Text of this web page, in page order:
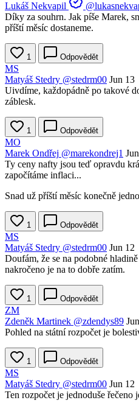
Lukáš Nekvapil
Díky za souhrn. Jak píše Marek,
příští měsíc dostaneme.
1 Odpovědět
MS
Matyáš Stedry @stedrm00 Jun 13
Uivdíme, každopádně po takové
záblesk.
1 Odpovědět
MO
Marek Ondřej @marekondrej1
Ty ceny nafty jsou teď opravdu
započítáme inflaci...
Snad už příští měsíc konečně
1 Odpovědět
MS
Matyáš Stedry @stedrm00 Jun 12
Doufám, že se na podobné
nakročeno je na to dobře zatím.
1 Odpovědět
ZM
Zdeněk Martinek @zdendys89
Pohled na státní rozpočet je
1 Odpovědět
MS
Matyáš Stedry @stedrm00 Jun 12
Ten rozpočet je jednoduše řečeno